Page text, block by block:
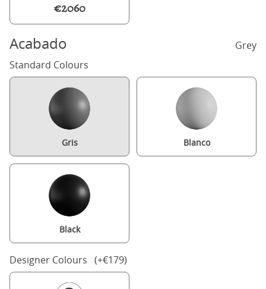
€2060
Acabado
Grey
Standard Colours
Gris Blanco
Black
Designer Colours (+€179)